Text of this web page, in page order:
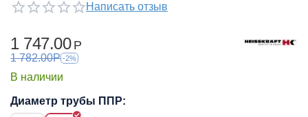
Написать отзыв
1 747.00 Р
1 782.00Р -2%
В наличии
Диаметр трубы ППР: